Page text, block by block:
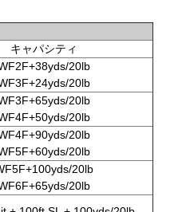
キャパシティ
20lb
20lb
20lb
20lb
20lb
20lb
20lb
20lb